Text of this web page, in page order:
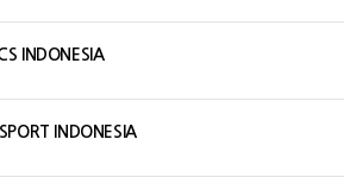
INDONESIA
INDONESIA